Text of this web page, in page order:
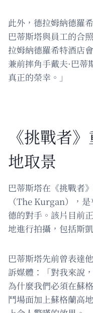
此外，德拉姆納德羅
巴蒂斯塔與員工的合
拉姆納德羅希特酒店
兼前摔角手戴夫·巴
真正的榮幸。」
《挑戰者
地取景
巴蒂斯塔在《挑戰者
（The Kurgan），
德的對手。該片目前
地進行拍攝，包括斯
巴蒂斯塔先前曾表達
訴媒體：「對我來說
為什麼我們必須在蘇
鬥場面加上蘇格蘭高